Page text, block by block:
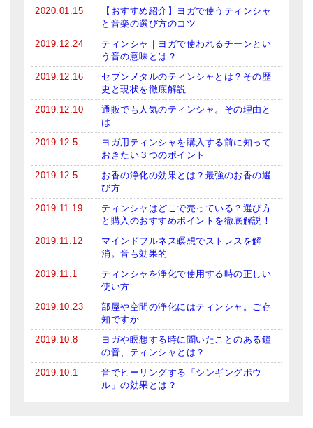
2020.01.15
【おすすめ紹介】ヨガで使うティンシャ
と音楽の選び方のコツ
2019.12.24
ティンシャ｜ヨガで使われるチーンとい
う音の意味とは？
2019.12.16
セブンメタルのティンシャとは？その歴
史と現状を徹底解説
2019.12.10
通販でも人気のティンシャ。その理由と
は
2019.12.5
ヨガ用ティンシャを購入する前に知って
おきたい３つのポイント
2019.12.5
お香の浄化の効果とは？最強のお香の選
び方
2019.11.19
ティンシャはどこで売っている？選び方
と購入のおすすめポイントを徹底解説！
2019.11.12
マインドフルネス瞑想でストレスを解
消。音も効果的
2019.11.1
ティンシャを浄化で使用する時の正しい
使い方
2019.10.23
部屋や空間の浄化にはティンシャ。ご存
知ですか
2019.10.8
ヨガや瞑想する時に聞いたことのある鐘
の音、ティンシャとは？
2019.10.1
音でヒーリングする「シンギングボウ
ル」の効果とは？